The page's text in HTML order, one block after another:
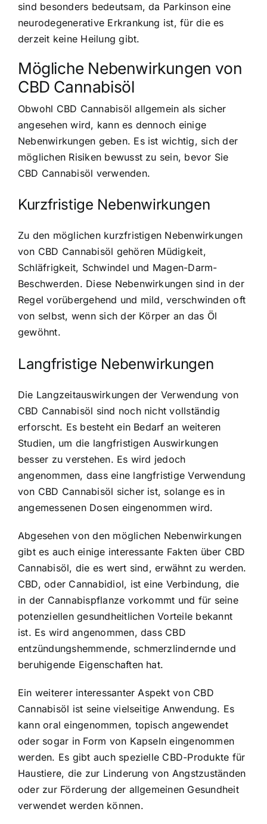
sind besonders bedeutsam, da Parkinson eine
neurodegenerative Erkrankung ist, für die es
derzeit keine Heilung gibt.
Mögliche Nebenwirkungen von
CBD Cannabisöl
Obwohl CBD Cannabisöl allgemein als sicher
angesehen wird, kann es dennoch einige
Nebenwirkungen geben. Es ist wichtig, sich der
möglichen Risiken bewusst zu sein, bevor Sie
CBD Cannabisöl verwenden.
Kurzfristige Nebenwirkungen
Zu den möglichen kurzfristigen Nebenwirkungen
von CBD Cannabisöl gehören Müdigkeit,
Schläfrigkeit, Schwindel und Magen-Darm-
Beschwerden. Diese Nebenwirkungen sind in der
Regel vorübergehend und mild, verschwinden oft
von selbst, wenn sich der Körper an das Öl
gewöhnt.
Langfristige Nebenwirkungen
Die Langzeitauswirkungen der Verwendung von
CBD Cannabisöl sind noch nicht vollständig
erforscht. Es besteht ein Bedarf an weiteren
Studien, um die langfristigen Auswirkungen
besser zu verstehen. Es wird jedoch
angenommen, dass eine langfristige Verwendung
von CBD Cannabisöl sicher ist, solange es in
angemessenen Dosen eingenommen wird.
Abgesehen von den möglichen Nebenwirkungen
gibt es auch einige interessante Fakten über CBD
Cannabisöl, die es wert sind, erwähnt zu werden.
CBD, oder Cannabidiol, ist eine Verbindung, die
in der Cannabispflanze vorkommt und für seine
potenziellen gesundheitlichen Vorteile bekannt
ist. Es wird angenommen, dass CBD
entzündungshemmende, schmerzlindernde und
beruhigende Eigenschaften hat.
Ein weiterer interessanter Aspekt von CBD
Cannabisöl ist seine vielseitige Anwendung. Es
kann oral eingenommen, topisch angewendet
oder sogar in Form von Kapseln eingenommen
werden. Es gibt auch spezielle CBD-Produkte für
Haustiere, die zur Linderung von Angstzuständen
oder zur Förderung der allgemeinen Gesundheit
verwendet werden können.